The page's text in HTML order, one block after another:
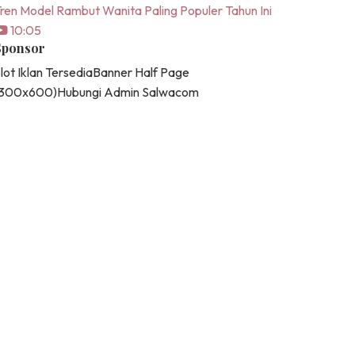
Model Rambut Wanita Paling Populer Tahun Ini
10:05
Iklan TersediaBanner Half Page
Hubungi Admin Salwacom